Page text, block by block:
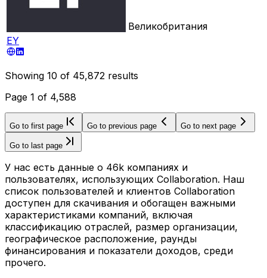
EY
Великобритания
Showing 10 of 45,872 results
Page 1 of 4,588
Go to first page Go to previous page Go to next page
Go to last page
У нас есть данные о 46k компаниях и
пользователях, использующих Collaboration. Наш
список пользователей и клиентов Collaboration
доступен для скачивания и обогащен важными
характеристиками компаний, включая
классификацию отраслей, размер организации,
географическое расположение, раунды
финансирования и показатели доходов, среди
прочего.